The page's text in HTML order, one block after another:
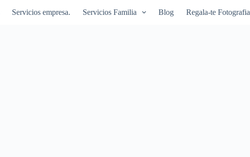
Servicios empresa. Servicios Familia Blog Regala-te Fotografia